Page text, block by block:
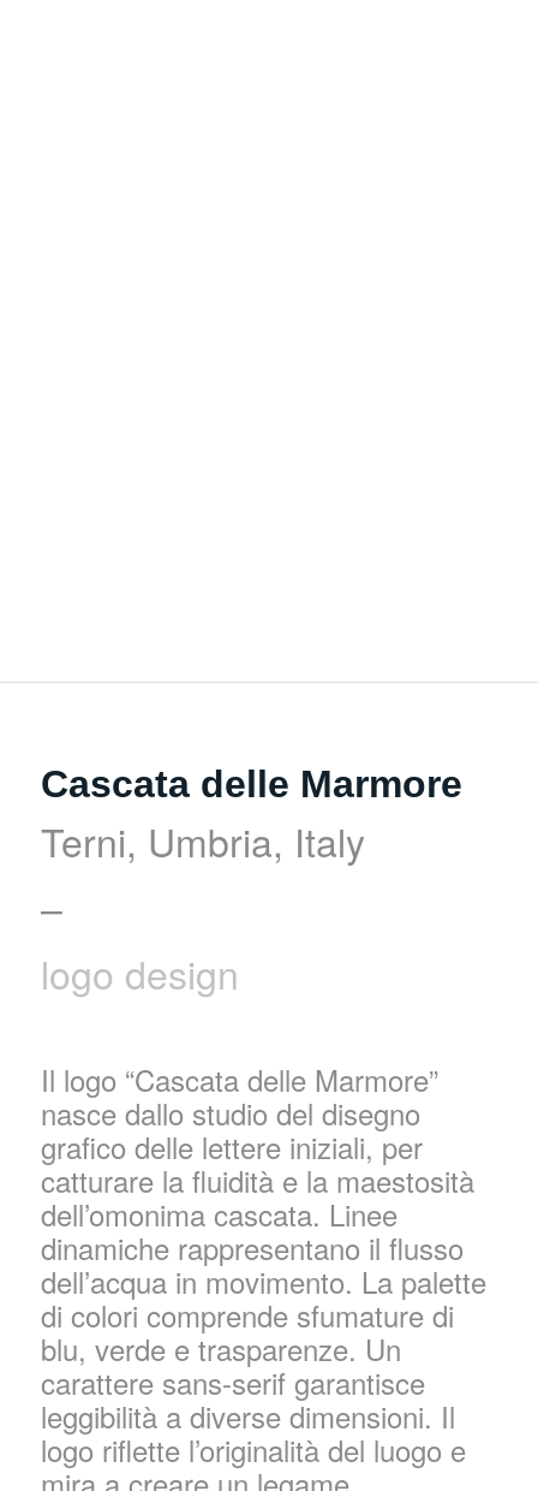
Cascata delle Marmore
Terni, Umbria, Italy
–
logo design
Il logo “Cascata delle Marmore”
nasce dallo studio del disegno
grafico delle lettere iniziali, per
catturare la fluidità e la maestosità
dell’omonima cascata. Linee
dinamiche rappresentano il flusso
dell’acqua in movimento. La palette
di colori comprende sfumature di
blu, verde e trasparenze. Un
carattere sans-serif garantisce
leggibilità a diverse dimensioni. Il
logo riflette l’originalità del luogo e